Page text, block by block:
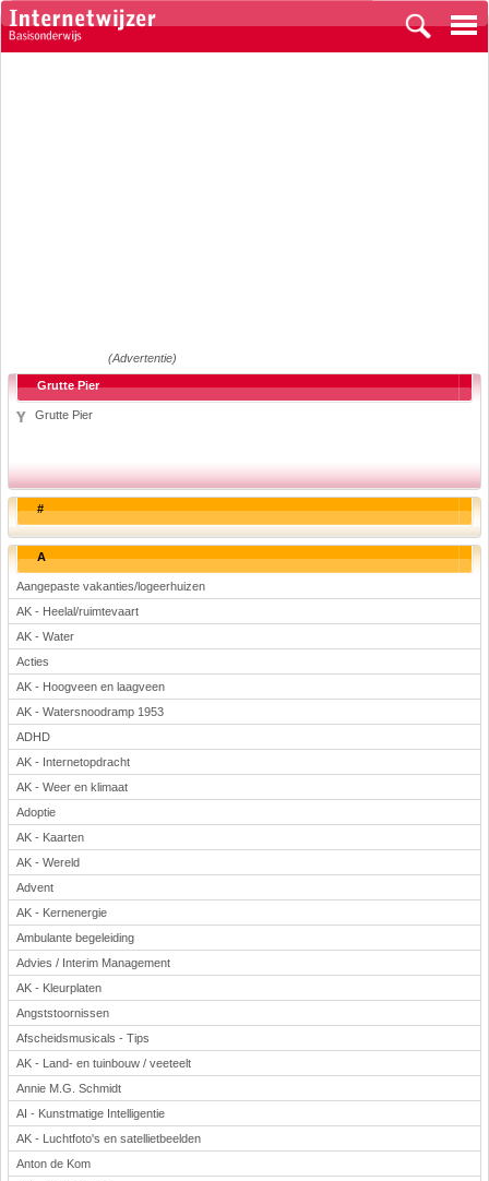
(Advertentie)
Grutte Pier
Grutte Pier
#
A
Aangepaste vakanties/logeerhuizen
AK - Heelal/ruimtevaart
AK - Water
Acties
AK - Hoogveen en laagveen
AK - Watersnoodramp 1953
ADHD
AK - Internetopdracht
AK - Weer en klimaat
Adoptie
AK - Kaarten
AK - Wereld
Advent
AK - Kernenergie
Ambulante begeleiding
Advies / Interim Management
AK - Kleurplaten
Angststoornissen
Afscheidsmusicals - Tips
AK - Land- en tuinbouw / veeteelt
Annie M.G. Schmidt
AI - Kunstmatige Intelligentie
AK - Luchtfoto's en satellietbeelden
Anton de Kom